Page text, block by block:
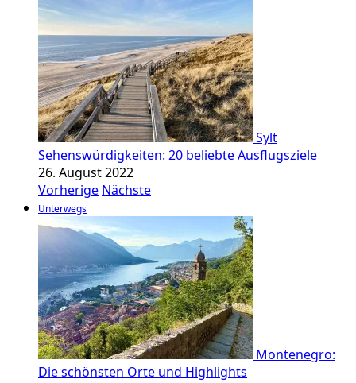
Sylt
Sehenswürdigkeiten: 20 beliebte Ausflugsziele
26. August 2022
Vorherige Nächste
Unterwegs
Montenegro:
Die schönsten Orte und Highlights